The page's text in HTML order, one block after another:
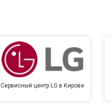
Сервисный центр LG в Кирове